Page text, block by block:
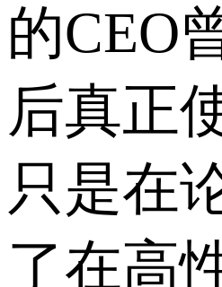
的CEO
后真正
只是在
了在高